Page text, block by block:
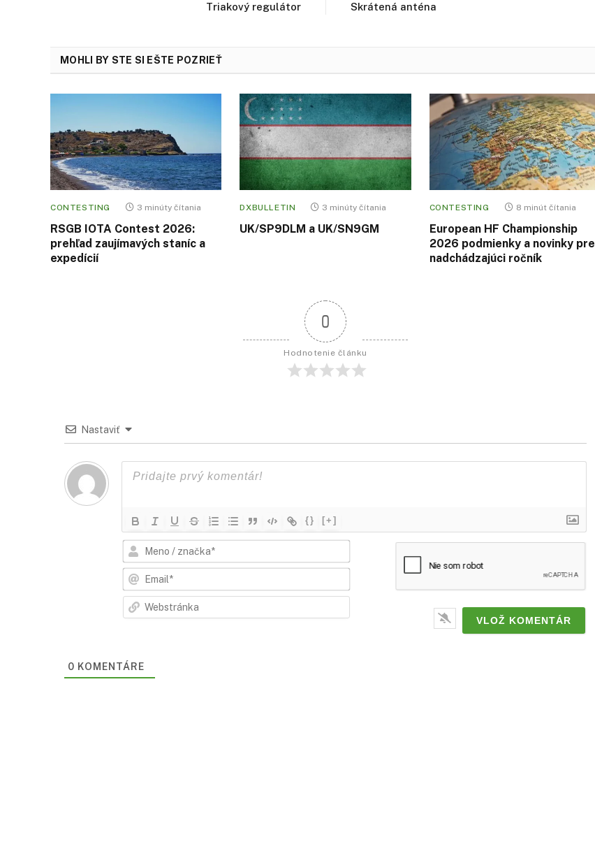
Triakový regulátor Skrátená anténa
MOHLI BY STE SI EŠTE POZRIEŤ
CONTESTING 3 minúty čítania
RSGB IOTA Contest 2026:
prehľad zaujímavých staníc a
expedícií
DXBULLETIN 3 minúty čítania
UK/SP9DLM a UK/SN9GM
CONTESTING 8 minút čítania
European HF Championship
2026 podmienky a novinky pre
nadchádzajúci ročník
0
Hodnotenie článku
Nastaviť
{} [+]
Meno
značka*
Email*
0 KOMENTÁRE